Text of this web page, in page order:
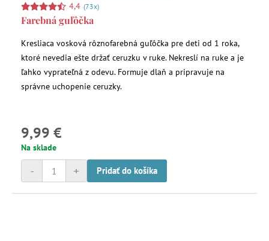
4,4 (73x)
Farebná guľôčka
Kresliaca vosková rôznofarebná guľôčka pre deti od 1 roka,
ktoré nevedia ešte držať ceruzku v ruke. Nekreslí na ruke a je
ľahko vyprateľná z odevu. Formuje dlaň a pripravuje na
správne uchopenie ceruzky.
9,99 €
Na sklade
+
- Pridať do košíka